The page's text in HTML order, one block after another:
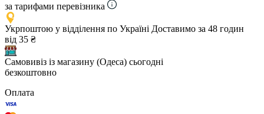
за тарифами перевізника
Укрпоштою у відділення по Україні Доставимо за 48 годин
від 35 ₴
Самовивіз із магазину (Одеса) сьогодні
безкоштовно
Оплата